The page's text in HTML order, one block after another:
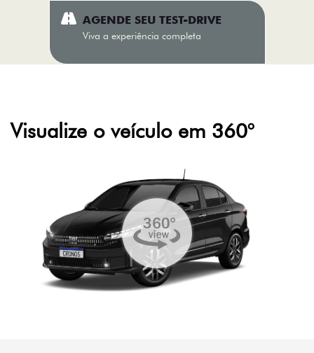
AGENDE SEU TEST-DRIVE
Viva a experiência completa
Visualize o veículo em 360°